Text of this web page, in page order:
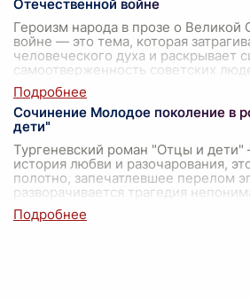
Отечественной войне
Героизм народа в прозе о Великой
войне — это тема, которая
человеческого духа и раскрывает
самоотверженность советских
Сочинение Молодое поколение в
дети"
Тургеневский роман "Отцы и дети"
история любви и разочарования,
полотно, запечатлевшее перелом
разворачивается трагедия